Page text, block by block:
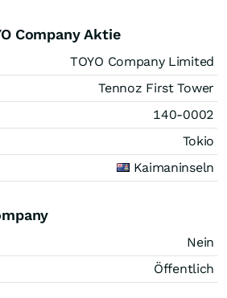
Company Aktie
TOYO Company Limited
Tennoz First Tower
140-0002
Tokio
Kaimaninseln
Nein
Öffentlich